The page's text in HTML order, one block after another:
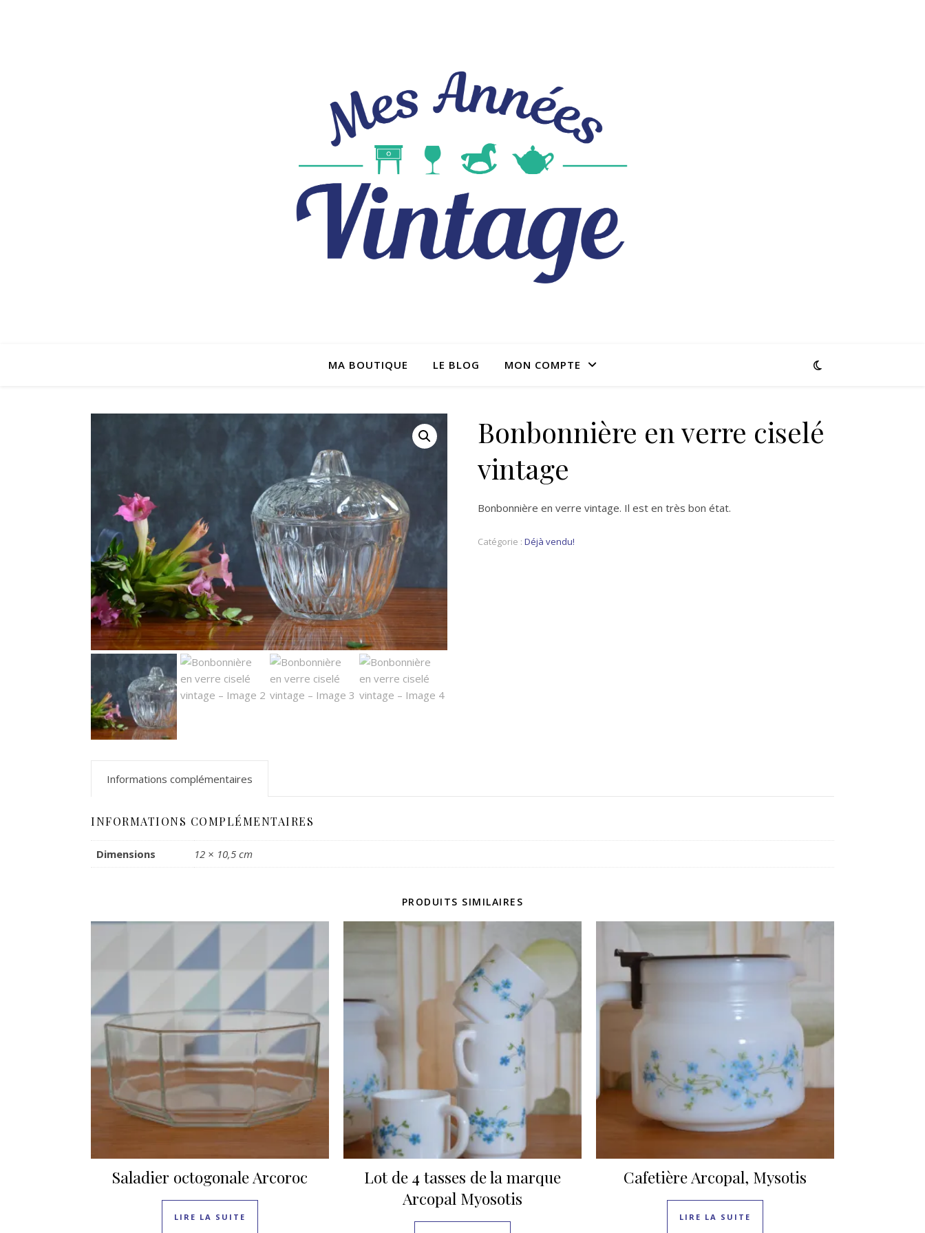
MA BOUTIQUE LE BLOG MON COMPTE
Bonbonnière en verre ciselé
vintage
Bonbonnière en verre vintage. Il est en très bon état.
Catégorie : Déjà vendu!
Informations complémentaires
INFORMATIONS COMPLÉMENTAIRES
Dimensions 12 × 10,5 cm
PRODUITS SIMILAIRES
Saladier octogonale Arcoroc
LIRE LA SUITE
Lot de 4 tasses de la marque
Arcopal Myosotis
Cafetière Arcopal, Mysotis
LIRE LA SUITE